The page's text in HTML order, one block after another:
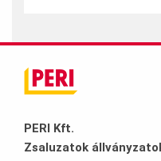
PERI Kft.
Zsaluzatok